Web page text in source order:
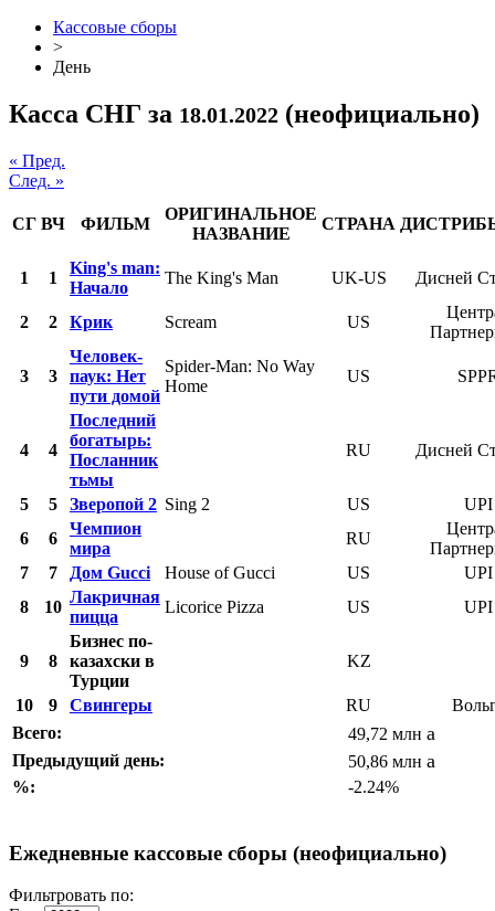
Кассовые сборы
>
День
Касса СНГ за 18.01.2022 (неофициально)
« Пред.
След. »
СГ ВЧ ФИЛЬМ
ОРИГИНАЛЬНОЕ
НАЗВАНИЕ
СТРАНА
1 1
King's man:
Начало
The King's Man UK-US Дисней
2 2 Крик Scream US
3 3
Человек-
паук: Нет
пути домой
Spider-Man: No Way
Home
US
4 4
Последний
богатырь:
Посланник
тьмы
RU Дисней
5 5 Зверопой 2 Sing 2 US
UPI
6
6
Чемпион
мира
RU
7
7 Дом Gucci House of Gucci US
UPI
8
10
Лакричная
пицца
Licorice Pizza US UPI
9 8
Бизнес по-
казахски в
Турции
KZ
10 9 Свингеры RU
Всего:
49,72 млн a
Предыдущий день: 50,86 млн a
%: -2.24%
Ежедневные кассовые сборы (неофициально)
Фильтровать по: